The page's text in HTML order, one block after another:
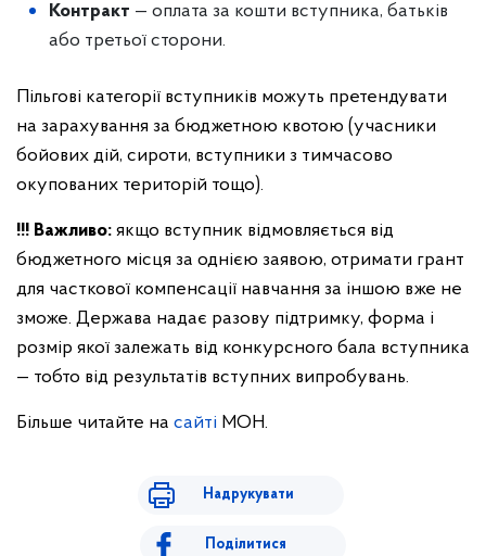
Контракт — оплата за кошти вступника, батьків
або третьої сторони.
Пільгові категорії вступників можуть претендувати
на зарахування за бюджетною квотою (учасники
бойових дій, сироти, вступники з тимчасово
окупованих територій тощо).
!!! Важливо: якщо вступник відмовляється від
бюджетного місця за однією заявою, отримати грант
для часткової компенсації навчання за іншою вже не
зможе. Держава надає разову підтримку, форма і
розмір якої залежать від конкурсного бала вступника
— тобто від результатів вступних випробувань.
Більше читайте на сайті МОН.
Надрукувати
Поділитися